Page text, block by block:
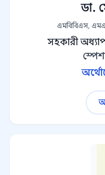
ডা.
এমবিবিএস,
সহকারী